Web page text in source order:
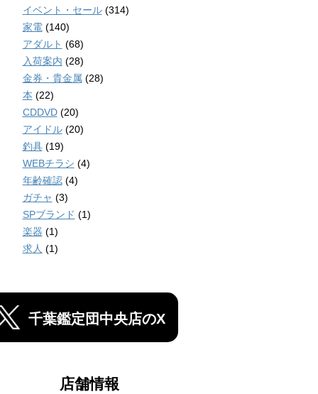
イベント・セール(314)
家電(140)
アダルト (68)
入荷案内 (28)
金券・貴金属 (28)
本 (22)
CDDVD(20)
アイドル(20)
釣具(19)
WEBチラシ (4)
年齢確認(4)
ガチャ (3)
SPブランド (1)
楽器 (1)
求人 (1)
千葉鑑定団中央店のX
店舗情報